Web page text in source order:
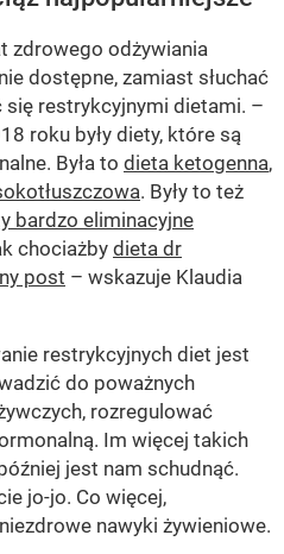
zdrowego odżywiania
dostępne, zamiast słuchać
restrykcyjnymi dietami. –
roku były diety, które są
Była to dieta ketogenna,
. Były to też
bardzo eliminacyjne
chociażby dieta dr
post – wskazuje Klaudia
restrykcyjnych diet jest
do poważnych
rozregulować
Im więcej takich
jest nam schudnąć.
jo-jo. Co więcej,
nawyki żywieniowe.